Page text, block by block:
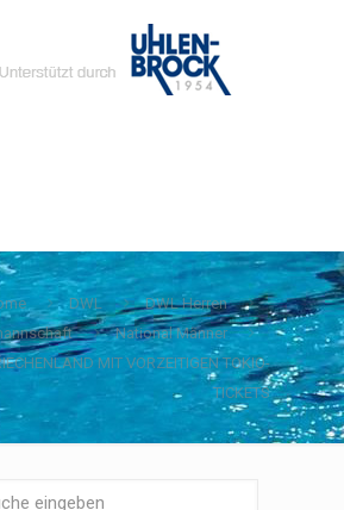
DWL
DWL Herren
National Männer
MIT VORZEITIGEN TOKIO-
TICKETS